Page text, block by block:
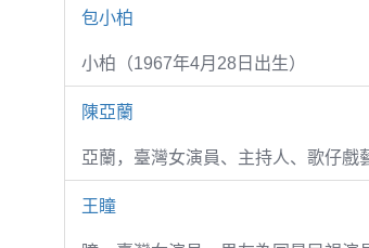
包小柏
小柏（1967年4月28日出生）
陳亞蘭
亞蘭，臺灣女演員、主持人、歌仔戲
王瞳